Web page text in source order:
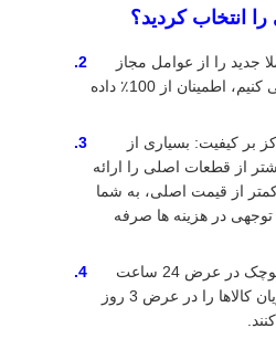
انتخاب کرديد؟
جدید را از عوامل مجاز
برای تحقیق و توسعه تهیه می کنیم، اطمینان از 100٪ داده
بر کیفیت: بسیاری از
بیشتر از قطعات اصلی را ارائه
اما تنها در 1 / 3 یا کمتر از قیمت اصلی، به شما
در هزینه ها صرفه
تحویل به موقع: سفارشات کوچک در عرض 24 ساعت
ارسال می شوند؛ اکثر مشتریان کالاها را در عرض 3 روز